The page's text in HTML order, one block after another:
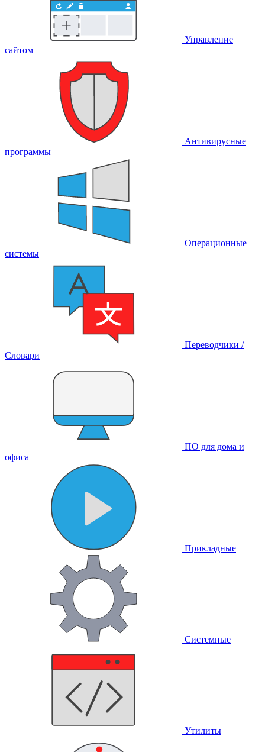
Управление
сайтом
Антивирусные
программы
Операционные
системы
Переводчики /
Словари
ПО для дома и
офиса
Прикладные
Системные
Утилиты